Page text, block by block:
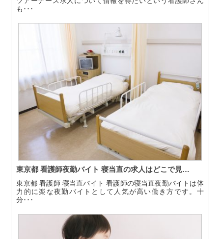
も･･･
東京都 看護師夜勤バイト 寝当直の求人はどこで見…
東京都 看護師 寝当直バイト 看護師の寝当直夜勤バイトは体
力的に楽な夜勤バイトとして人気が高い働き方です。十
分･･･